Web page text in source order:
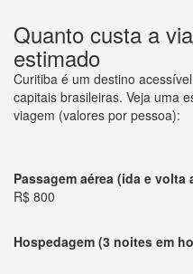
Quanto custa a
estimado
Curitiba é um destino
capitais brasileiras. Veja uma
viagem (valores por pessoa):
Passagem aérea (ida e volta
R$ 800
Hospedagem (3 noites em